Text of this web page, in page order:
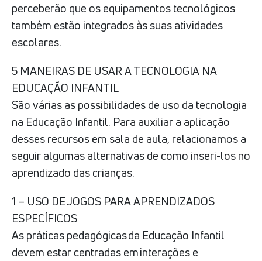
perceberão que os equipamentos tecnológicos
também estão integrados às suas atividades
escolares.
5 MANEIRAS DE USAR A TECNOLOGIA NA
EDUCAÇÃO INFANTIL
São várias as possibilidades de uso da tecnologia
na Educação Infantil. Para auxiliar a aplicação
desses recursos em sala de aula, relacionamos a
seguir algumas alternativas de como inseri-los no
aprendizado das crianças.
1 – USO DE JOGOS PARA APRENDIZADOS
ESPECÍFICOS
As práticas pedagógicas da Educação Infantil
devem estar centradas em interações e